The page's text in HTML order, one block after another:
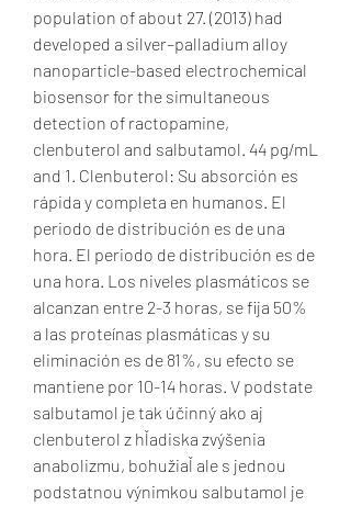
population of about 27. (2013) had
developed a silver–palladium alloy
nanoparticle-based electrochemical
biosensor for the simultaneous
detection of ractopamine,
clenbuterol and salbutamol. 44 pg/mL
and 1. Clenbuterol: Su absorción es
rápida y completa en humanos. El
periodo de distribución es de una
hora. El periodo de distribución es de
una hora. Los niveles plasmáticos se
alcanzan entre 2-3 horas, se fija 50%
a las proteínas plasmáticas y su
eliminación es de 81%, su efecto se
mantiene por 10-14 horas. V podstate
salbutamol je tak účinný ako aj
clenbuterol z hľadiska zvýšenia
anabolizmu, bohužiaľ ale s jednou
podstatnou výnimkou salbutamol je